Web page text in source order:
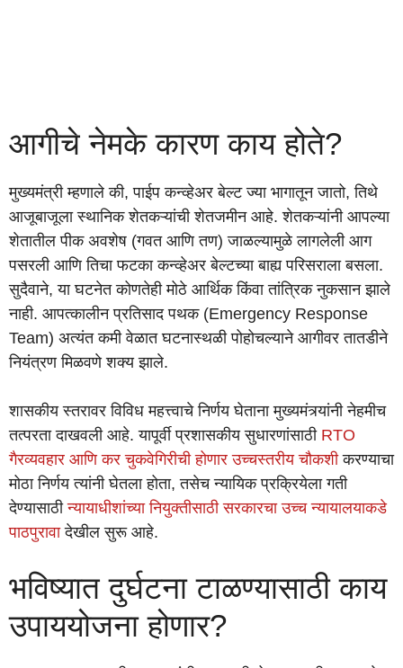
आगीचे नेमके कारण काय होते?
मुख्यमंत्री म्हणाले की, पाईप कन्व्हेअर बेल्ट ज्या भागातून जातो, तिथे
आजूबाजूला स्थानिक शेतकऱ्यांची शेतजमीन आहे. शेतकऱ्यांनी आपल्या
शेतातील पीक अवशेष (गवत आणि तण) जाळल्यामुळे लागलेली आग
पसरली आणि तिचा फटका कन्व्हेअर बेल्टच्या बाह्य परिसराला बसला.
सुदैवाने, या घटनेत कोणतेही मोठे आर्थिक किंवा तांत्रिक नुकसान झाले
नाही. आपत्कालीन प्रतिसाद पथक (Emergency Response
Team) अत्यंत कमी वेळात घटनास्थळी पोहोचल्याने आगीवर तातडीने
नियंत्रण मिळवणे शक्य झाले.
शासकीय स्तरावर विविध महत्त्वाचे निर्णय घेताना मुख्यमंत्र्यांनी नेहमीच
तत्परता दाखवली आहे. यापूर्वी प्रशासकीय सुधारणांसाठी RTO
गैरव्यवहार आणि कर चुकवेगिरीची होणार उच्चस्तरीय चौकशीकरण्याचा
मोठा निर्णय त्यांनी घेतला होता, तसेच न्यायिक प्रक्रियेला गती
देण्यासाठीन्यायाधीशांच्या नियुक्तीसाठी सरकारचा उच्च न्यायालयाकडे
पाठपुरावादेखील सुरू आहे.
भविष्यात दुर्घटना टाळण्यासाठी काय
उपाययोजना होणार?